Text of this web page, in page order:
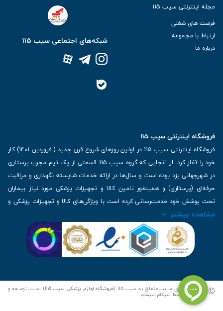
مجله اینترنتی سیب 115
فرصت های شغلی
ارتباط با مجموعه
درباره ما
شبکه‌های اجتماعی سیب 115
فروشگاه اینترنتی سیب 115
فروشگاه اینترنتی سیب 115 در اولین روزهای شروع قرن جدید ( فروردین 1401) کار
خود را آغاز کرد. از آنجایی که گروه سیب 115 قسمتی از یک تیم مجرب پرستاری
در شهرجهانی یزد بوده است و سال‌ها در ارائه خدمات شایسته نگهداری و مراقبت
حرفه‌ای (پرستاری) و همینطور تامین کالا و تجهیزات پزشکی مورد نیاز بیماران
تحت پوشش خود خدمت‌رسانی کرده است با ویژگی‌های کالا و تجهیزات پزشکی و
برترین برندهای موجود در بازار اطلاعات بسیار ارزشمندی را دارا می‌باشد
| تلفن تماس : 36333383-035 | ایمیل: Info@Sib115.com
مشاهده بیشتر
© کلیه حقوق این سایت متعلق به سیب 115 ( فروشگاه لوازم پزشکی سیب 115 ) است، توسعه و
کدنویسی توسط سپکام سیستم